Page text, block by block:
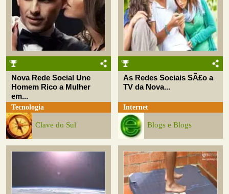
Nova Rede Social Une
Homem Rico a Mulher
em...
Tecnologia
Clave do Sul
As Redes Sociais SÃ£o a
TV da Nova...
Internet
Blogs e Blogs